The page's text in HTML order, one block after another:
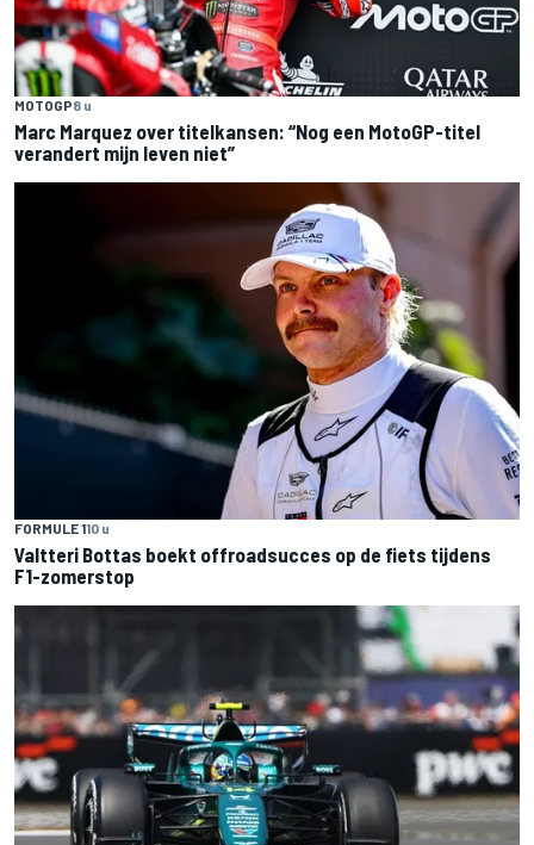
MOTOGP8 u
Marc Marquez over titelkansen: “Nog een MotoGP-titel
verandert mijn leven niet”
FORMULE 110 u
Valtteri Bottas boekt offroadsucces op de fiets tijdens
F1-zomerstop